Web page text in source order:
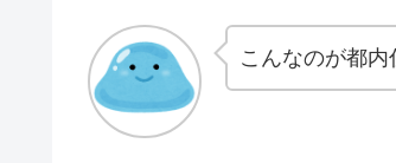
こんなのが都